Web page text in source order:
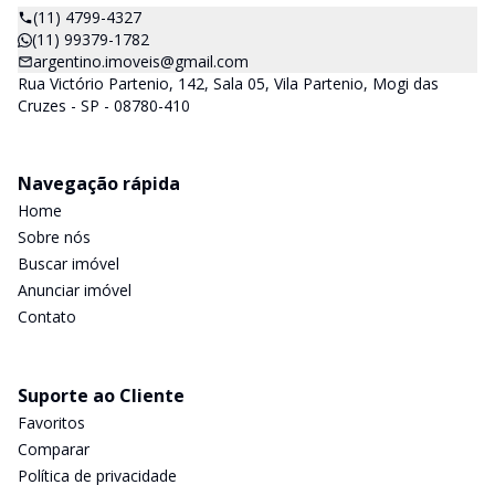
(11) 4799-4327
(11) 99379-1782
argentino.imoveis@gmail.com
Rua Victório Partenio, 142, Sala 05, Vila Partenio, Mogi das
Cruzes - SP - 08780-410
Navegação rápida
Home
Sobre nós
Buscar imóvel
Anunciar imóvel
Contato
Suporte ao Cliente
Favoritos
Comparar
Política de privacidade